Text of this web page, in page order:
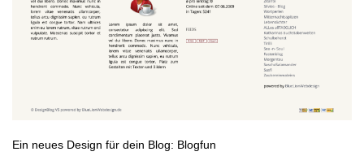
Ein neues Design für dein Blog: Blogfun